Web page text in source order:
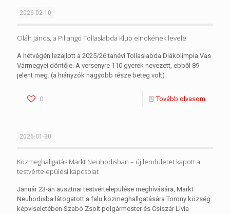
2026-02-10
Oláh János, a Pillangó Tollaslabda Klub elnökének levele
A hétvégén lezajlott a 2025/26 tanévi Tollaslabda Diákolimpia Vas
Vármegyei döntője. A versenyre 110 gyerek nevezett, ebből 89
jelent meg. (a hiányzók nagyobb része beteg volt)
0 Tovább olvasom
2026-01-30
Közmeghallgatás Markt Neuhodisban – új lendületet kapott a
testvértelepülési kapcsolat
Január 23-án ausztriai testvértelepülése meghívására, Markt
Neuhodisba látogatott a falu közmeghallgatására Torony község
képviseletében Szabó Zsolt polgármester és Csiszár Lívia